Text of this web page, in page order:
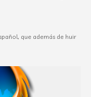
que además de huir